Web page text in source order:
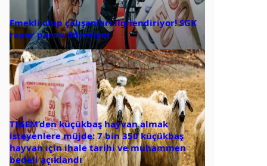
Emekli olup çalışanları ilgilendiriyor! SGK
rapor parası ödemiyor
TİGEM’den küçükbaş hayvan almak
isteyenlere müjde: 7 bin 350 küçükbaş
hayvan için ihale tarihi ve muhammen
bedeli açıklandı